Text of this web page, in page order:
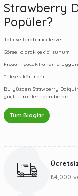
Strawberry
Popüler?
Tatlı ve ferahlatıcı lezzet
Görsel olarak çekici sunum
Frozen içecek trendine uygun
Yüksek kâr marjı
Bu yüzden Strawberry
güçlü ürünlerinden biridir.
Tüm Bloglar
₺4,000